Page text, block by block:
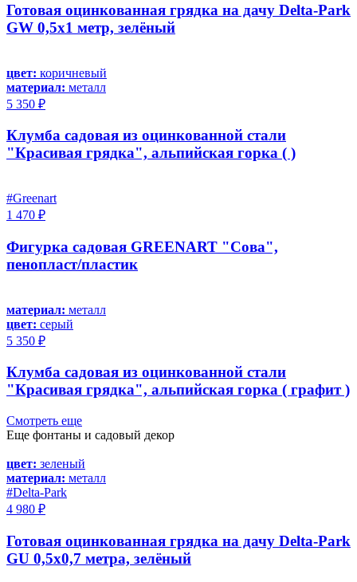
Готовая оцинкованная грядка на дачу Delta-Park
GW 0,5x1 метр, зелёный
цвет: коричневый
материал: металл
5 350 ₽
Клумба садовая из оцинкованной стали
"Красивая грядка", альпийская горка ( )
#Greenart
1 470 ₽
Фигурка садовая GREENART "Сова",
пенопласт/пластик
материал: металл
цвет: серый
5 350 ₽
Клумба садовая из оцинкованной стали
"Красивая грядка", альпийская горка ( графит )
Смотреть еще
Еще фонтаны и садовый декор
цвет: зеленый
материал: металл
#Delta-Park
4 980 ₽
Готовая оцинкованная грядка на дачу Delta-Park
GU 0,5x0,7 метра, зелёный